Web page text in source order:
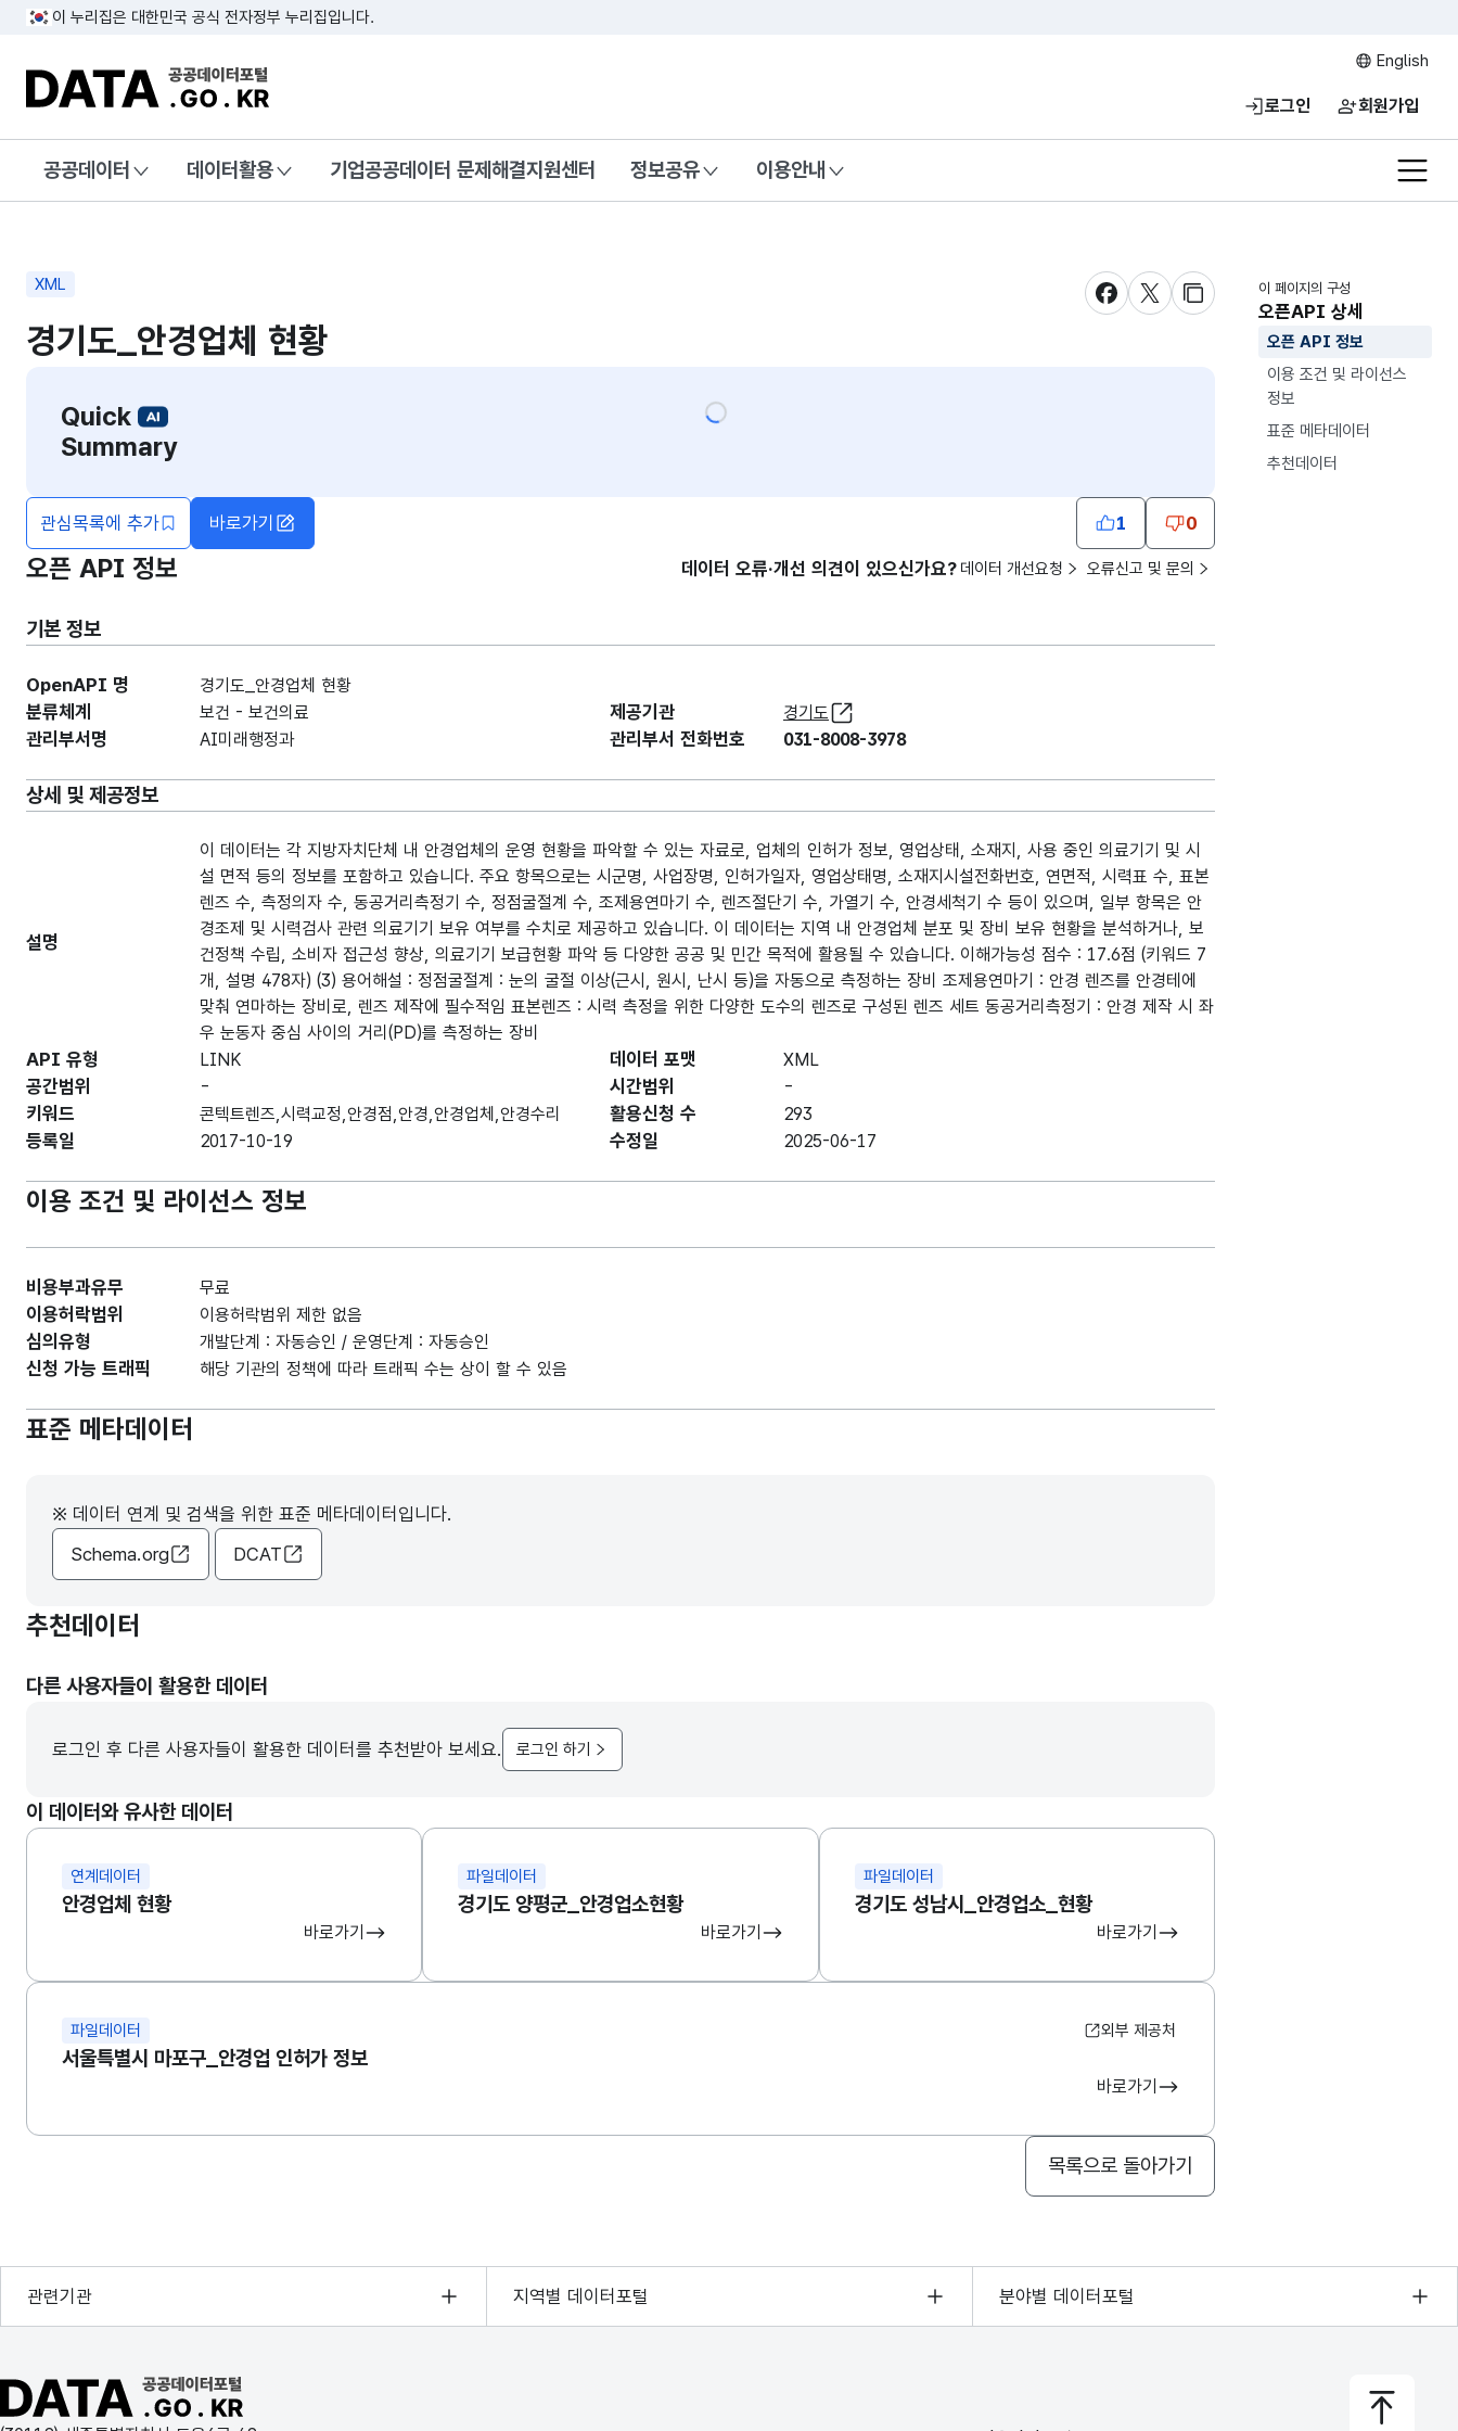
이 누리집은 대한민국 공식 전자정부 누리집입니다.
DATA.GO.KR 공공데이터포털
English
로그인 회원가입
전체
공공데이터 데이터활용 기업공공데이터 문제해결지원센터 정보공유 이용안내
XML
새창 열림새창 열림새창 열림
경기도_안경업체 현황
Quick
Summary
관심목록에 추가 바로가기 1 0
이 페이지의 구성
오픈API 상세
오픈 API 정보
이용 조건 및 라이선스
정보
표준 메타데이터
추천데이터
오픈 API 정보 데이터 오류·개선 의견이 있으신가요? 데이터 개선요청 오류신고 및 문의
기본 정보
OpenAPI 명 경기도_안경업체 현황
분류체계 보건 - 보건의료 제공기관 경기도
관리부서명 AI미래행정과 관리부서 전화번호 031-8008-3978
상세 및 제공정보
설명
이 데이터는 각 지방자치단체 내 안경업체의 운영 현황을 파악할 수 있는 자료로, 업체의 인허가 정보, 영업상태, 소재지, 사용 중인 의료기기 및 시
설 면적 등의 정보를 포함하고 있습니다. 주요 항목으로는 시군명, 사업장명, 인허가일자, 영업상태명, 소재지시설전화번호, 연면적, 시력표 수, 표본
렌즈 수, 측정의자 수, 동공거리측정기 수, 정점굴절계 수, 조제용연마기 수, 렌즈절단기 수, 가열기 수, 안경세척기 수 등이 있으며, 일부 항목은 안
경조제 및 시력검사 관련 의료기기 보유 여부를 수치로 제공하고 있습니다. 이 데이터는 지역 내 안경업체 분포 및 장비 보유 현황을 분석하거나, 보
건정책 수립, 소비자 접근성 향상, 의료기기 보급현황 파악 등 다양한 공공 및 민간 목적에 활용될 수 있습니다. 이해가능성 점수 : 17.6점 (키워드 7
개, 설명 478자) (3) 용어해설 : 정점굴절계 : 눈의 굴절 이상(근시, 원시, 난시 등)을 자동으로 측정하는 장비 조제용연마기 : 안경 렌즈를 안경테에
맞춰 연마하는 장비로, 렌즈 제작에 필수적임 표본렌즈 : 시력 측정을 위한 다양한 도수의 렌즈로 구성된 렌즈 세트 동공거리측정기 : 안경 제작 시 좌
우 눈동자 중심 사이의 거리(PD)를 측정하는 장비
API 유형 LINK 데이터 포맷 XML
공간범위 - 시간범위 -
키워드 콘텍트렌즈,시력교정,안경점,안경,안경업체,안경수리 활용신청 수 293
등록일 2017-10-19 수정일 2025-06-17
이용 조건 및 라이선스 정보
비용부과유무 무료
이용허락범위 이용허락범위 제한 없음
심의유형 개발단계 : 자동승인 / 운영단계 : 자동승인
신청 가능 트래픽 해당 기관의 정책에 따라 트래픽 수는 상이 할 수 있음
표준 메타데이터
※ 데이터 연계 및 검색을 위한 표준 메타데이터입니다.
Schema.org
DCAT
추천데이터
다른 사용자들이 활용한 데이터
로그인 후 다른 사용자들이 활용한 데이터를 추천받아 보세요. 로그인 하기
이 데이터와 유사한 데이터
연계데이터
안경업체 현황
바로가기
파일데이터
경기도 양평군_안경업소현황
바로가기
파일데이터
경기도 성남시_안경업소_현황
바로가기
파일데이터 외부 제공처
서울특별시 마포구_안경업 인허가 정보
바로가기
목록으로 돌아가기
관련기관
행정안전부
한국지능정보사회진흥원
국가정보자원관리원
지역별 데이터포털
서울 열린데이터광장
경기데이터드림
분야별 데이터포털
기상자료개방포털
국토교통부 공간정보오픈플랫폼
공공데이터포털 바로가기